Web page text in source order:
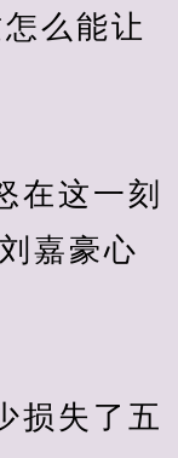
么能让
这一刻
嘉豪心
失了五